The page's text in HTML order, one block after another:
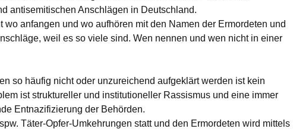
antisemitischen Anschlägen in Deutschland.
wo anfangen und wo aufhören mit den Namen der Ermordeten und
weil es so viele sind. Wen nennen und wen nicht in einer
so häufig nicht oder unzureichend aufgeklärt werden ist kein
ist struktureller und institutioneller Rassismus und eine immer
Entnazifizierung der Behörden.
Täter-Opfer-Umkehrungen statt und den Ermordeten wird mittels